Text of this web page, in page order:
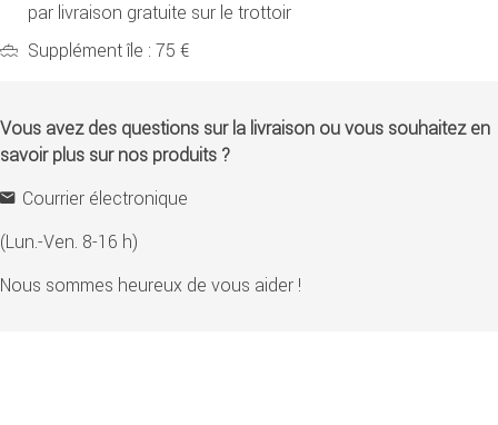
par livraison gratuite sur le trottoir
Supplément île : 75 €
Vous avez des questions sur la livraison ou vous souhaitez en
savoir plus sur nos produits ?
Courrier électronique
(Lun.-Ven. 8-16 h)
Nous sommes heureux de vous aider !